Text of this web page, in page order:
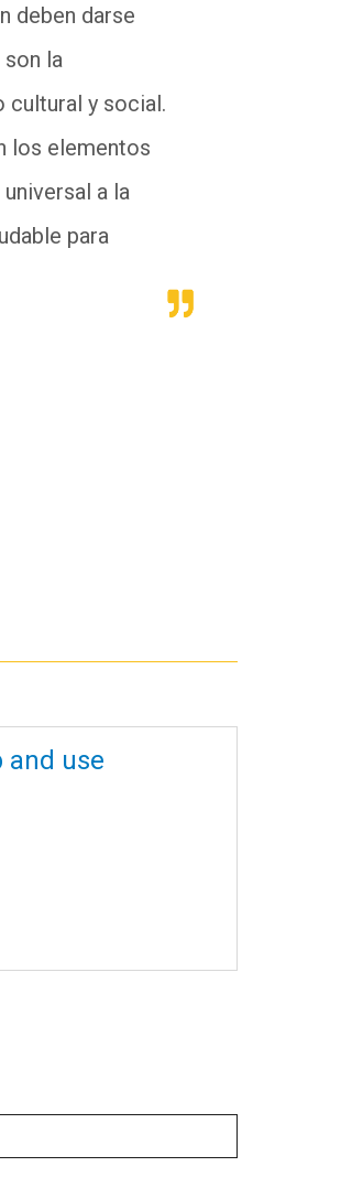
deben darse
la
cultural y social.
los elementos
a la
para
use